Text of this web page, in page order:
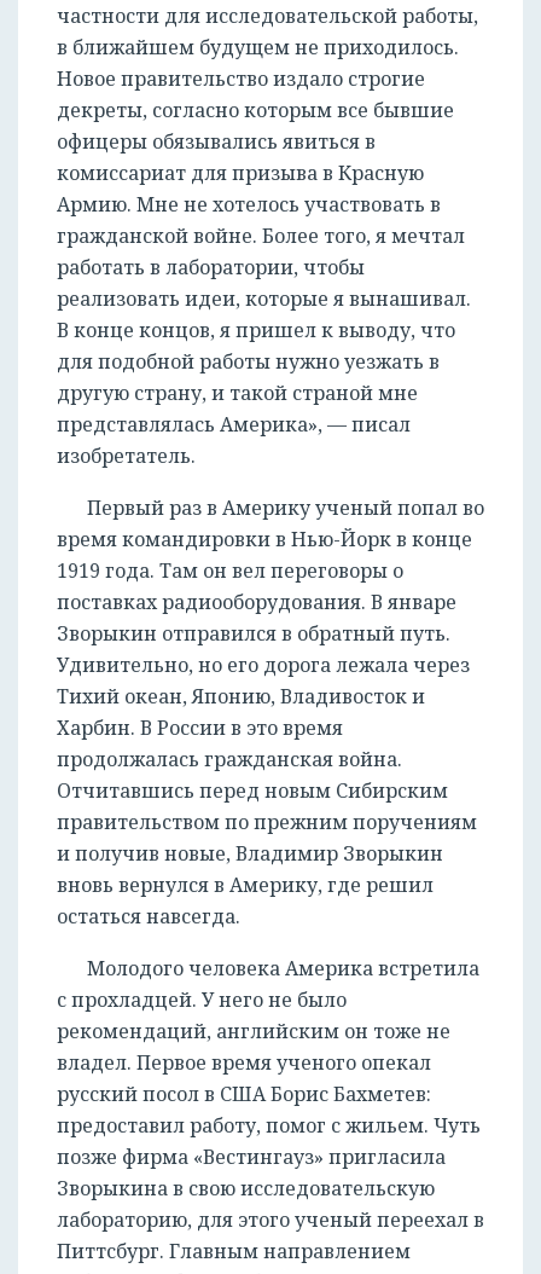
частности для исследовательской работы,
в ближайшем будущем не приходилось.
Новое правительство издало строгие
декреты, согласно которым все бывшие
офицеры обязывались явиться в
комиссариат для призыва в Красную
Армию. Мне не хотелось участвовать в
гражданской войне. Более того, я мечтал
работать в лаборатории, чтобы
реализовать идеи, которые я вынашивал.
В конце концов, я пришел к выводу, что
для подобной работы нужно уезжать в
другую страну, и такой страной мне
представлялась Америка», — писал
изобретатель.
Первый раз в Америку ученый попал во
время командировки в Нью-Йорк в конце
1919 года. Там он вел переговоры о
поставках радиооборудования. В январе
Зворыкин отправился в обратный путь.
Удивительно, но его дорога лежала через
Тихий океан, Японию, Владивосток и
Харбин. В России в это время
продолжалась гражданская война.
Отчитавшись перед новым Сибирским
правительством по прежним поручениям
и получив новые, Владимир Зворыкин
вновь вернулся в Америку, где решил
остаться навсегда.
Молодого человека Америка встретила
с прохладцей. У него не было
рекомендаций, английским он тоже не
владел. Первое время ученого опекал
русский посол в США Борис Бахметев:
предоставил работу, помог с жильем. Чуть
позже фирма «Вестингауз» пригласила
Зворыкина в свою исследовательскую
лабораторию, для этого ученый переехал в
Питтсбург. Главным направлением